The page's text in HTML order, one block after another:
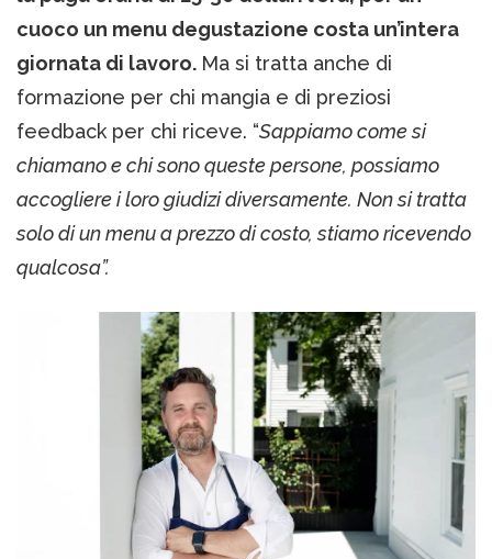
cuoco un menu degustazione costa un’intera
giornata di lavoro. Ma si tratta anche di
formazione per chi mangia e di preziosi
feedback per chi riceve. “Sappiamo come si
chiamano e chi sono queste persone, possiamo
accogliere i loro giudizi diversamente. Non si tratta
solo di un menu a prezzo di costo, stiamo ricevendo
qualcosa”.